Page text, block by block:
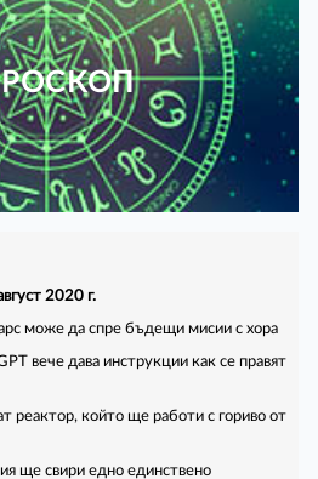
2020 г.
може да спре бъдещи мисии с хора
вече дава инструкции как се правят
реактор, който ще работи с гориво от
ще свири едно единствено